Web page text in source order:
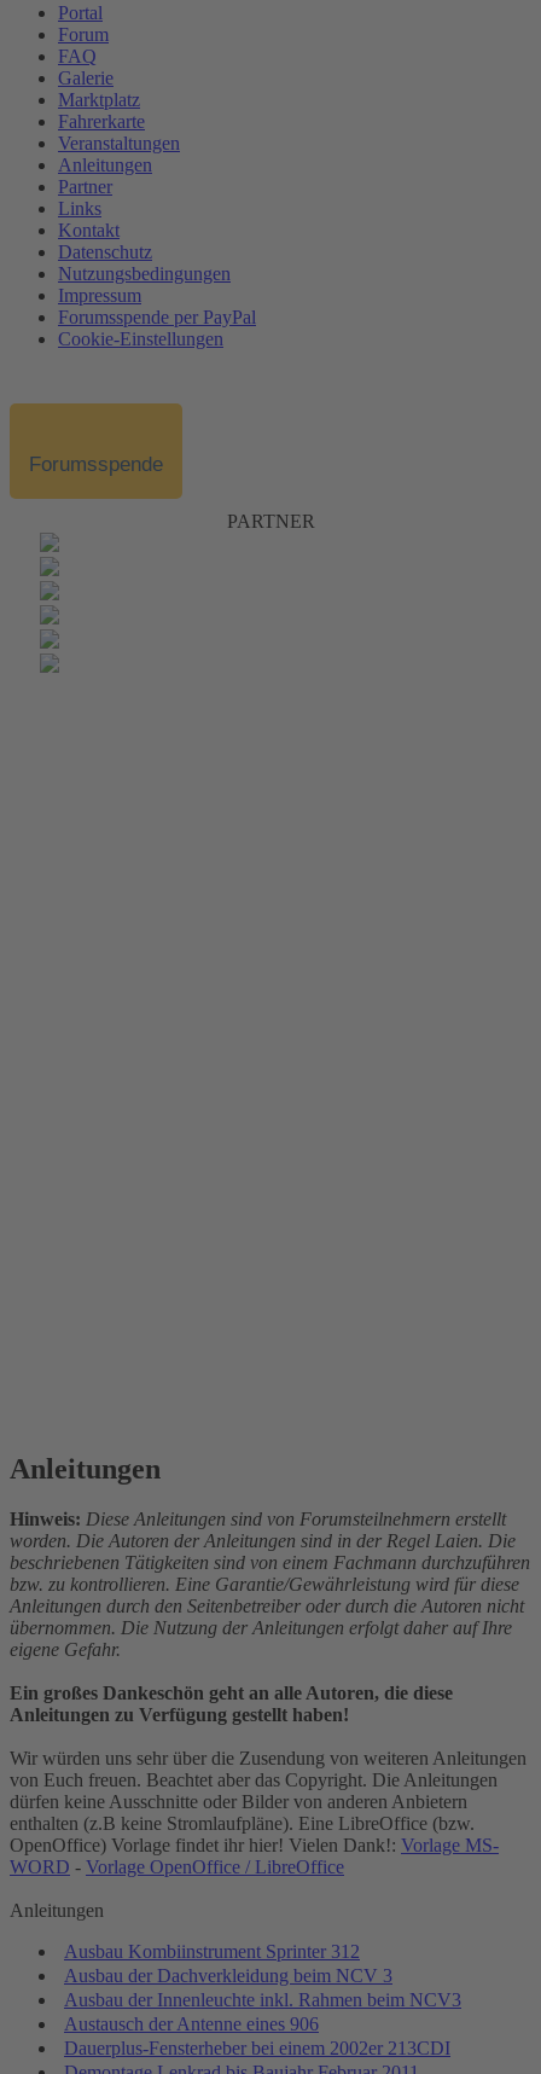
Portal
Forum
FAQ
Galerie
Marktplatz
Fahrerkarte
Veranstaltungen
Anleitungen
Partner
Links
Kontakt
Datenschutz
Nutzungsbedingungen
Impressum
Forumsspende per PayPal
Cookie-Einstellungen
Forumsspende
PARTNER
Anleitungen
Hinweis: Diese Anleitungen sind von Forumsteilnehmern erstellt
worden. Die Autoren der Anleitungen sind in der Regel Laien. Die
beschriebenen Tätigkeiten sind von einem Fachmann durchzuführen
bzw. zu kontrollieren. Eine Garantie/Gewährleistung wird für diese
Anleitungen durch den Seitenbetreiber oder durch die Autoren nicht
übernommen. Die Nutzung der Anleitungen erfolgt daher auf Ihre
eigene Gefahr.
Ein großes Dankeschön geht an alle Autoren, die diese
Anleitungen zu Verfügung gestellt haben!
Wir würden uns sehr über die Zusendung von weiteren Anleitungen
von Euch freuen. Beachtet aber das Copyright. Die Anleitungen
dürfen keine Ausschnitte oder Bilder von anderen Anbietern
enthalten (z.B keine Stromlaufpläne). Eine LibreOffice (bzw.
OpenOffice) Vorlage findet ihr hier! Vielen Dank!: Vorlage MS-
WORD - Vorlage OpenOffice / LibreOffice
Anleitungen
Ausbau Kombiinstrument Sprinter 312
Ausbau der Dachverkleidung beim NCV 3
Ausbau der Innenleuchte inkl. Rahmen beim NCV3
Austausch der Antenne eines 906
Dauerplus-Fensterheber bei einem 2002er 213CDI